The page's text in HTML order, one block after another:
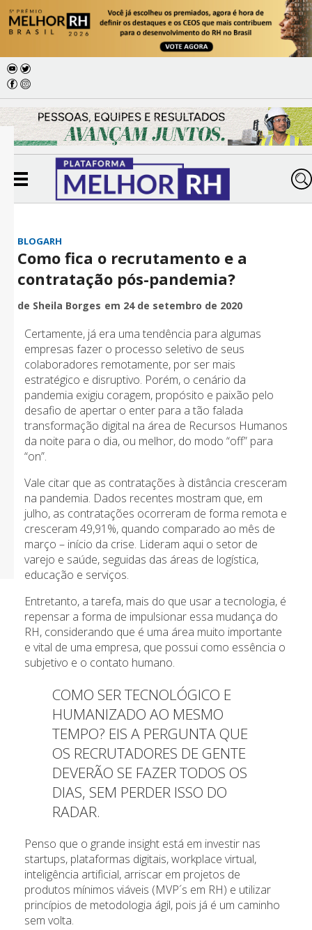
BLOGARH
Como fica o recrutamento e a
contratação pós-pandemia?
de Sheila Borges em 24 de setembro de 2020
Certamente, já era uma tendência para algumas
empresas fazer o processo seletivo de seus
colaboradores remotamente, por ser mais
estratégico e disruptivo. Porém, o cenário da
pandemia exigiu coragem, propósito e paixão pelo
desafio de apertar o enter para a tão falada
transformação digital na área de Recursos Humanos
da noite para o dia, ou melhor, do modo “off” para
“on”.
Vale citar que as contratações à distância cresceram
na pandemia. Dados recentes mostram que, em
julho, as contratações ocorreram de forma remota e
cresceram 49,91%, quando comparado ao mês de
março – início da crise. Lideram aqui o setor de
varejo e saúde, seguidas das áreas de logística,
educação e serviços.
Entretanto, a tarefa, mais do que usar a tecnologia, é
repensar a forma de impulsionar essa mudança do
RH, considerando que é uma área muito importante
e vital de uma empresa, que possui como essência o
subjetivo e o contato humano.
COMO SER TECNOLÓGICO E
HUMANIZADO AO MESMO
TEMPO? EIS A PERGUNTA QUE
OS RECRUTADORES DE GENTE
DEVERÃO SE FAZER TODOS OS
DIAS, SEM PERDER ISSO DO
RADAR.
Penso que o grande insight está em investir nas
startups, plataformas digitais, workplace virtual,
inteligência artificial, arriscar em projetos de
produtos mínimos viáveis (MVP´s em RH) e utilizar
princípios de metodologia ágil, pois já é um caminho
sem volta.